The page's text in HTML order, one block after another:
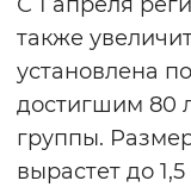
также
установлена
достигшим 80
группы.
вырастет до